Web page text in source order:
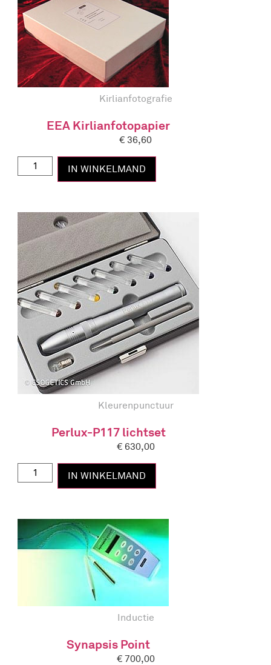
Kirlianfotografie
EEA Kirlianfotopapier
€ 36,60
IN WINKELMAND
Kleurenpunctuur
Perlux-P117 lichtset
€630,00
IN WINKELMAND
Inductie
Synapsis Point
€700,00